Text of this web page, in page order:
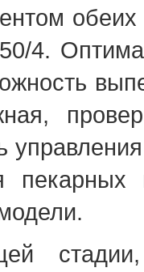
обеих